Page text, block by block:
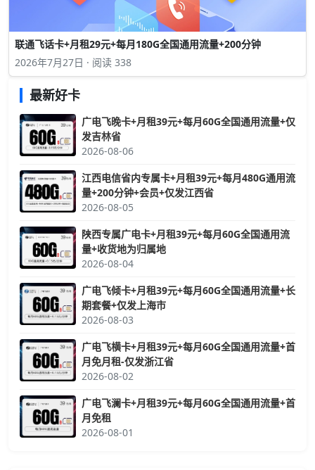
联通飞话卡+月租29元+每月180G全国通用流量+200分钟
2026年7月27日 · 阅读 338
最新好卡
广电飞晚卡+月租39元+每月60G全国通用流量+仅
发吉林省
2026-08-06
江西电信省内专属卡+月租39元+每月480G通用流
量+200分钟+会员+仅发江西省
2026-08-05
陕西专属广电卡+月租39元+每月60G全国通用流
量+收货地为归属地
2026-08-04
广电飞倾卡+月租39元+每月60G全国通用流量+长
期套餐+仅发上海市
2026-08-03
广电飞横卡+月租39元+每月60G全国通用流量+首
月免月租-仅发浙江省
2026-08-02
广电飞澜卡+月租39元+每月60G全国通用流量+首
月免租
2026-08-01